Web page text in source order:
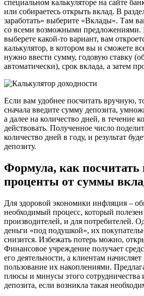
специальном калькуляторе на сайте
или собираетесь открыть вклад. В
заработать» выберите «Вклады». Там
со всеми возможными предложениями.
выберете какой-то вариант, вам
калькулятор, в котором вы и сможете
нужно ввести сумму, годовую ставку
автоматически), срок вклада, а затем
Если вам удобнее посчитать вручную,
сначала введите сумму депозита,
а далее на количество дней, в течение
действовать. Полученное число
количество дней в году, и результат
депозиту.
Формула, как посчитать
проценты от суммы
Для здоровой экономики инфляция –
необходимый процесс, который
производителей, и для потребителей.
деньги «под подушкой», их
снизится. Избежать потерь можно,
Финансовое учреждение получает
его деятельности, а клиентам
пользование их накоплениями.
плюсы и минусы этого сотрудничества
депозита, если возникла такая